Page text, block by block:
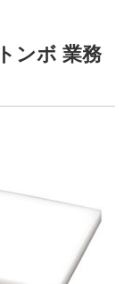
ンボ 業務